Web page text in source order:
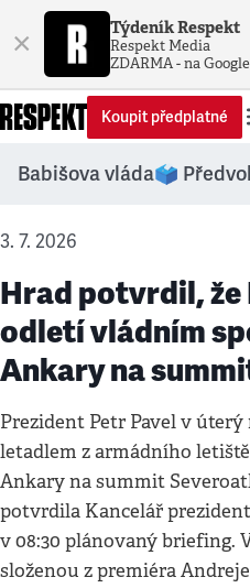
× Týdeník Respekt
Respekt Media
ZDARMA - na
Koupit předplatné
Babišova vláda🗳️
3. 7. 2026
Hrad potvrdil, že
odletí vládním
Ankary na
Prezident Petr Pavel v
letadlem z armádního
Ankary na summit
potvrdila Kancelář
v 08:30 plánovaný briefing.
složenou z premiéra